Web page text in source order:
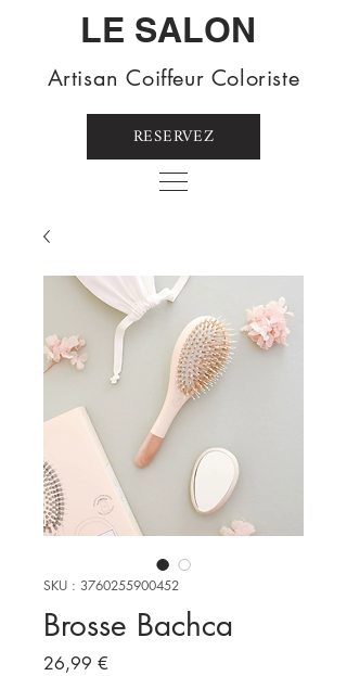
LE SALON
Artisan Coiffeur Coloriste
RESERVEZ
SKU : 3760255900452
Brosse Bachca
26,99 €